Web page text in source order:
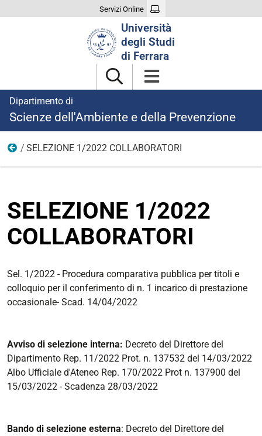
Servizi Online
Università
degli Studi
di Ferrara
Dipartimento di
Scienze dell'Ambiente e della Prevenzione
Ricerca
SELEZIONE 1/2022 COLLABORATORI
SELEZIONE 1/2022
COLLABORATORI
Sel. 1/2022 - Procedura comparativa pubblica per titoli e
colloquio per il conferimento di n. 1 incarico di prestazione
occasionale- Scad. 14/04/2022
Avviso di selezione interna: Decreto del Direttore del
Dipartimento Rep. 11/2022 Prot. n. 137532 del 14/03/2022
Albo Ufficiale d'Ateneo Rep. 170/2022 Prot n. 137900 del
15/03/2022 - Scadenza 28/03/2022
Bando di selezione esterna: Decreto del Direttore del